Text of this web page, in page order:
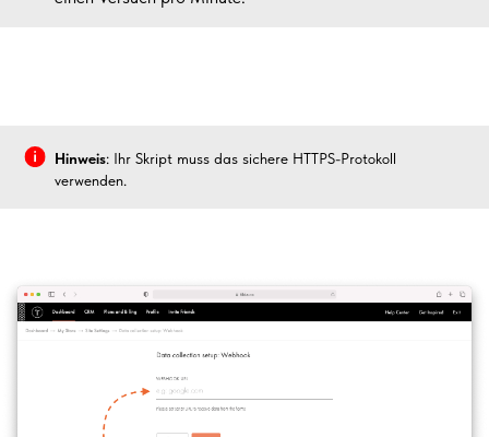
Hinweis: Ihr Skript muss das sichere HTTPS-Protokoll
verwenden.